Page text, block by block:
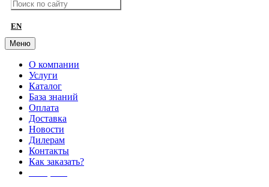
EN
Меню
О компании
Услуги
Каталог
База знаний
Оплата
Доставка
Новости
Дилерам
Контакты
Как заказать?